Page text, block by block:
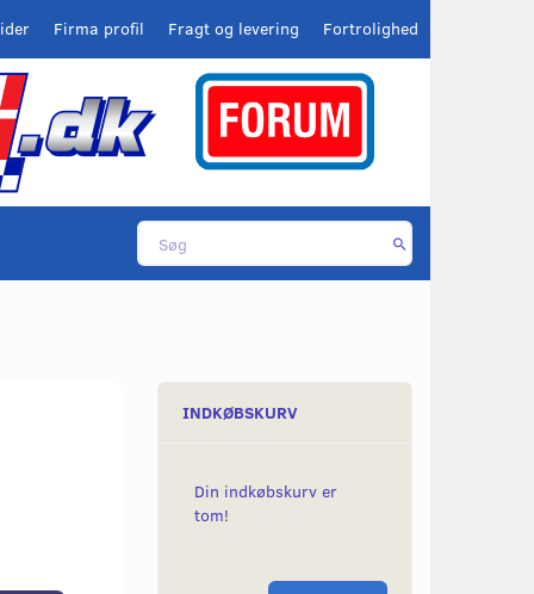
Fortrolighed
Fragt og levering
Firma profil
INDKØBSKURV
Din indkøbskurv er
tom!